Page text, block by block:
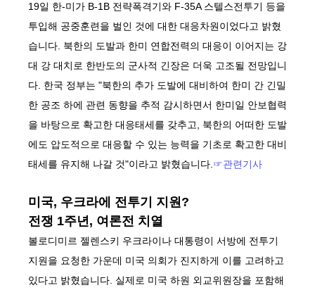
19일 한-미가 B-1B 전략폭격기와 F-35A 스텔스전투기 등을
투입해 공중훈련을 벌인 것에 대한 대응차원이었다고 밝혔
습니다. 북한의 도발과 한미 연합전력의 대응이 이어지는 강
대 강 대치로 한반도의 군사적 긴장은 더욱 고조될 전망입니
다. 한국 정부는 "북한의 추가 도발에 대비하여 한미 간 긴밀
한 공조 하에 관련 동향을 추적 감시하면서 한미일 안보협력
을 바탕으로 확고한 대응태세를 갖추고, 북한의 어떠한 도발
에도 압도적으로 대응할 수 있는 능력을 기초로 확고한 대비
태세를 유지해 나갈 것"이라고 밝혔습니다. ☞관련기사
미국, 우크라에 전투기 지원?
전쟁 1주년, 여론전 치열
볼로디미르 젤렌스키 우크라이나 대통령이 서방에 전투기
지원을 요청한 가운데 미국 의회가 진지하게 이를 고려하고
있다고 밝혔습니다. 실제로 미국 하원 외교위원장을 포함해